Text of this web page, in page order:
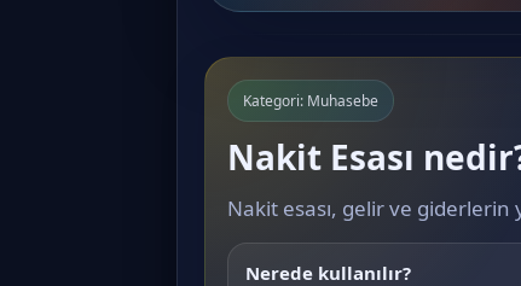
Kategori: Muhasebe
Nakit Esası
Nakit esası, gelir ve
Nerede kullanılır?